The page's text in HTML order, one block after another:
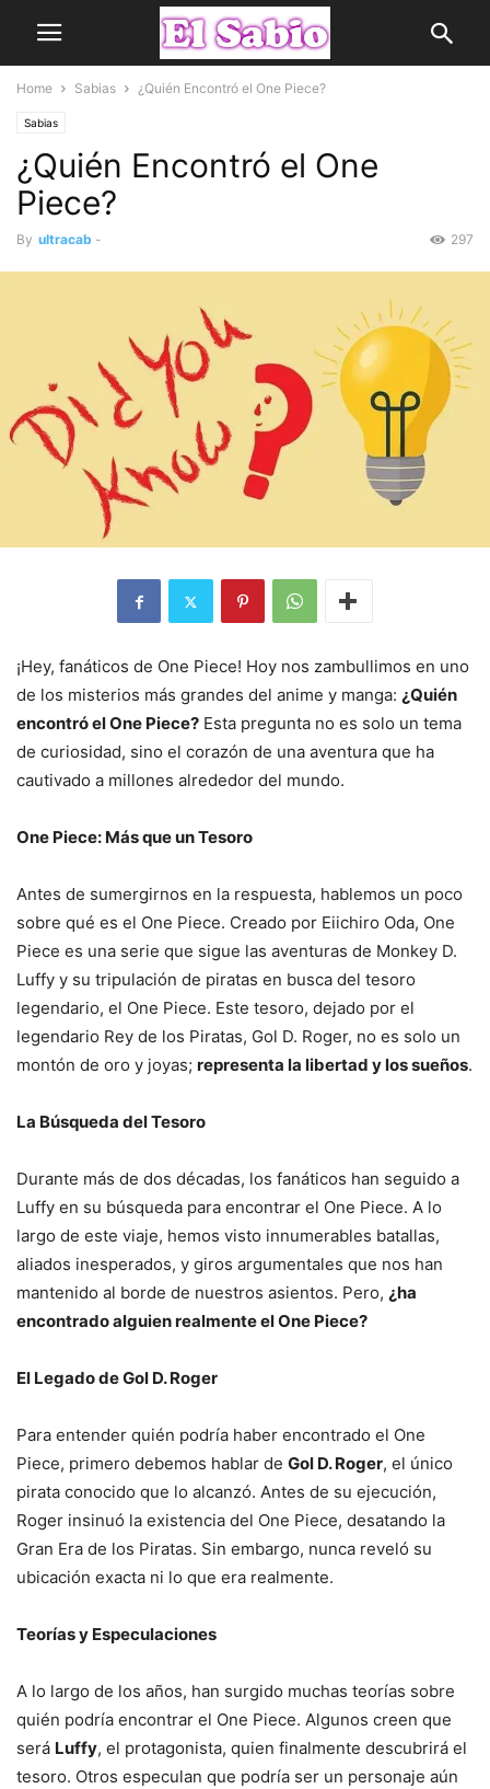
Home Sabias ¿Quién Encontró el One Piece?
Sabias
¿Quién Encontró el One
Piece?
By ultracab - 297
¡Hey, fanáticos de One Piece! Hoy nos zambullimos en uno
de los misterios más grandes del anime y manga: ¿Quién
encontró el One Piece? Esta pregunta no es solo un tema
de curiosidad, sino el corazón de una aventura que ha
cautivado a millones alrededor del mundo.
One Piece: Más que un Tesoro
Antes de sumergirnos en la respuesta, hablemos un poco
sobre qué es el One Piece. Creado por Eiichiro Oda, One
Piece es una serie que sigue las aventuras de Monkey D.
Luffy y su tripulación de piratas en busca del tesoro
legendario, el One Piece. Este tesoro, dejado por el
legendario Rey de los Piratas, Gol D. Roger, no es solo un
montón de oro y joyas; representa la libertad y los sueños.
La Búsqueda del Tesoro
Durante más de dos décadas, los fanáticos han seguido a
Luffy en su búsqueda para encontrar el One Piece. A lo
largo de este viaje, hemos visto innumerables batallas,
aliados inesperados, y giros argumentales que nos han
mantenido al borde de nuestros asientos. Pero, ¿ha
encontrado alguien realmente el One Piece?
El Legado de Gol D. Roger
Para entender quién podría haber encontrado el One
Piece, primero debemos hablar de Gol D. Roger, el único
pirata conocido que lo alcanzó. Antes de su ejecución,
Roger insinuó la existencia del One Piece, desatando la
Gran Era de los Piratas. Sin embargo, nunca reveló su
ubicación exacta ni lo que era realmente.
Teorías y Especulaciones
A lo largo de los años, han surgido muchas teorías sobre
quién podría encontrar el One Piece. Algunos creen que
será Luffy, el protagonista, quien finalmente descubrirá el
tesoro. Otros especulan que podría ser un personaje aún